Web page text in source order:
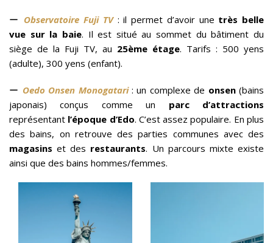
ー Observatoire Fuji TV: il permet d’avoir une très belle
vue sur la baie. Il est situé au sommet du bâtiment du
siège de la Fuji TV, au 25ème étage. Tarifs : 500 yens
(adulte), 300 yens (enfant).
ー Oedo Onsen Monogatari: un complexe de onsen(bains
japonais) conçus comme un parc d’attractions
représentant l’époque d’Edo. C’est assez populaire. En plus
des bains, on retrouve des parties communes avec des
magasinset des restaurants. Un parcours mixte existe
ainsi que des bains hommes/femmes.